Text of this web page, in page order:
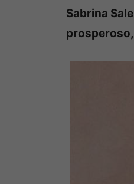
Sabrina